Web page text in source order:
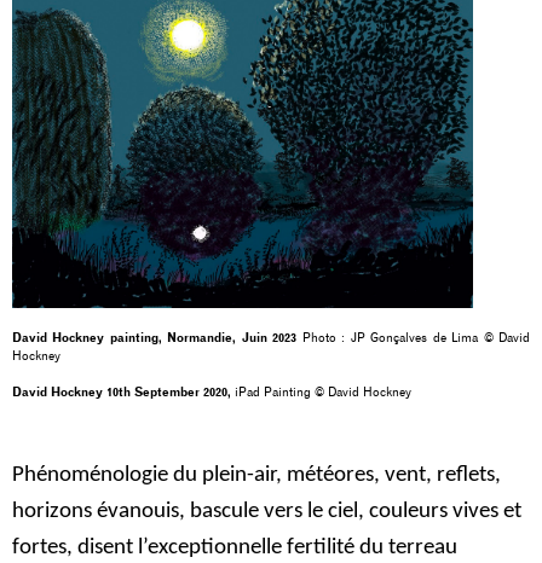
David Hockney painting, Normandie, Juin 2023
Photo : JP Gonçalves de Lima © David
Hockney
David Hockney 10th September 2020, iPad Painting © David Hockney
Phénoménologie du plein-air, météores, vent, reflets,
horizons évanouis, bascule vers le ciel, couleurs vives et
fortes, disent l’exceptionnelle fertilité du terreau